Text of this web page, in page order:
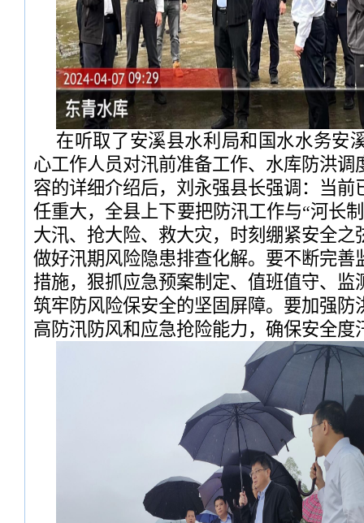
在听取了安溪县水利局和国水水务安
心工作人员对汛前准备工作、水库防洪调
容的详细介绍后，刘永强县长强调：当前
任重大，全县上下要把防汛工作与“河长
大汛、抢大险、救大灾，时刻绷紧安全之
做好汛期风险隐患排查化解。要不断完善
措施，狠抓应急预案制定、值班值守、监
筑牢防风险保安全的坚固屏障。要加强防
高防汛防风和应急抢险能力，确保安全度